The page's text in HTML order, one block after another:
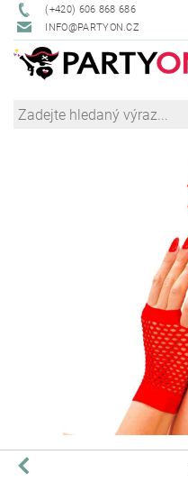
(+420) 606 868 686
INFO@PARTYON.CZ